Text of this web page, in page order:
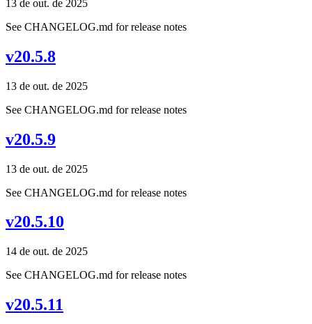
13 de out. de 2025
See CHANGELOG.md for release notes
v20.5.8
13 de out. de 2025
See CHANGELOG.md for release notes
v20.5.9
13 de out. de 2025
See CHANGELOG.md for release notes
v20.5.10
14 de out. de 2025
See CHANGELOG.md for release notes
v20.5.11